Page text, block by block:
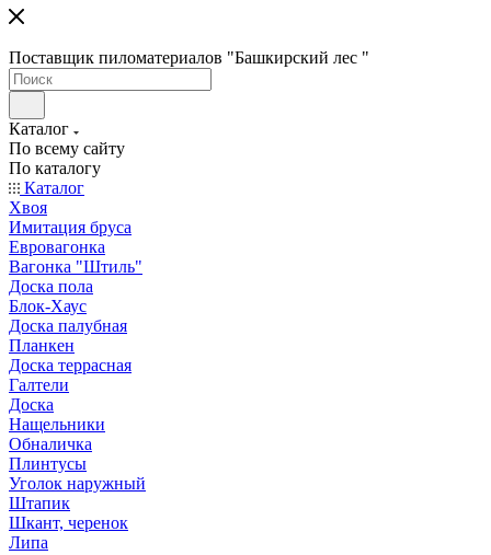
Поставщик пиломатериалов "Башкирский лес "
Каталог
По всему сайту
По каталогу
Каталог
Хвоя
Имитация бруса
Евровагонка
Вагонка "Штиль"
Доска пола
Блок-Хаус
Доска палубная
Планкен
Доска террасная
Галтели
Доска
Нащельники
Обналичка
Плинтусы
Уголок наружный
Штапик
Шкант, черенок
Липа